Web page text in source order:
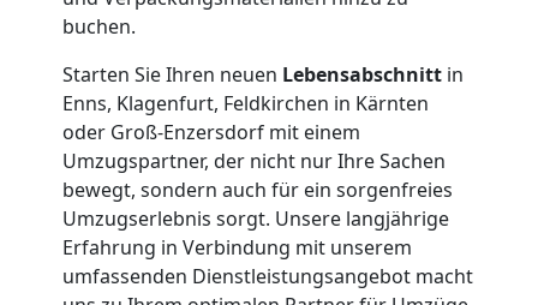
buchen.
Starten Sie Ihren neuen Lebensabschnitt in
Enns, Klagenfurt, Feldkirchen in Kärnten
oder Groß-Enzersdorf mit einem
Umzugspartner, der nicht nur Ihre Sachen
bewegt, sondern auch für ein sorgenfreies
Umzugserlebnis sorgt. Unsere langjährige
Erfahrung in Verbindung mit unserem
umfassenden Dienstleistungsangebot macht
Umzugshelfer